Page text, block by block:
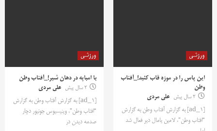
ورزشی
این پاس را در موزه قاب کنید!_آفتاب
وطن
2 سال پیش
علی مردی
[ad_1] به گزارش آفتاب وطن به گزارش
“افتاب وطن”، لامین یامال دیر فعال شد
ورزشی
با امباپه در دهان شیر!_آفتاب وطن
2 سال پیش
علی مردی
[ad_1] به گزارش آفتاب وطن به گزارش
“افتاب وطن”، وینیسیوس جونیور دچار
صدمه دیدن در